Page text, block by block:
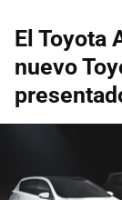
El Toyota
nuevo